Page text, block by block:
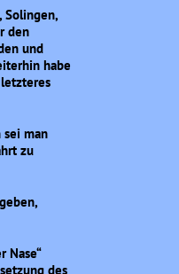
Solingen,
den
und
habe
man
zu
Nase“
des